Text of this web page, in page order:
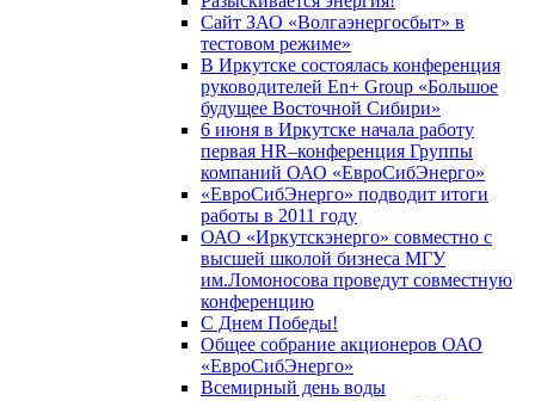
Сайт ЗАО «Волгаэнергосбыт» в
тестовом режиме»
В Иркутске состоялась конференция
руководителей En+ Group «Большое
будущее Восточной Сибири»
6 июня в Иркутске начала работу
первая HR–конференция Группы
компаний ОАО «ЕвроСибЭнерго»
«ЕвроСибЭнерго» подводит итоги
работы в 2011 году
ОАО «Иркутскэнерго» совместно с
высшей школой бизнеса МГУ
им.Ломоносова проведут совместную
конференцию
С Днем Победы!
Общее собрание акционеров ОАО
«ЕвроСибЭнерго»
Всемирный день воды